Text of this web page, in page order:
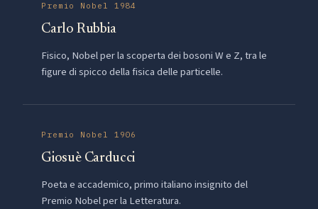
Premio Nobel 1984
Carlo Rubbia
Fisico, Nobel per la scoperta dei bosoni W e Z, tra le
figure di spicco della fisica delle particelle.
Premio Nobel 1906
Giosuè Carducci
Poeta e accademico, primo italiano insignito del
Premio Nobel per la Letteratura.